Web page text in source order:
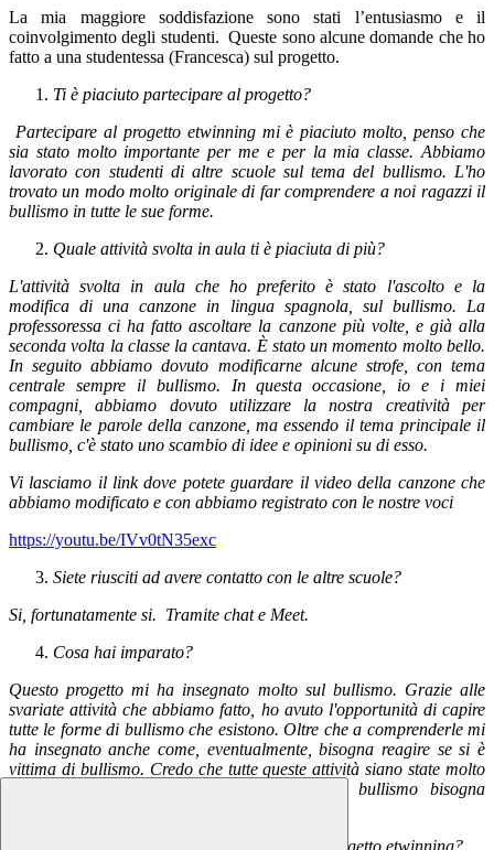
La mia maggiore soddisfazione sono stati l’entusiasmo e il
coinvolgimento degli studenti. Queste sono alcune domande che ho
fatto a una studentessa (Francesca) sul progetto.
Ti è piaciuto partecipare al progetto?
Partecipare al progetto etwinning mi è piaciuto molto, penso che
sia stato molto importante per me e per la mia classe. Abbiamo
lavorato con studenti di altre scuole sul tema del bullismo. L'ho
trovato un modo molto originale di far comprendere a noi ragazzi il
bullismo in tutte le sue forme.
Quale attività svolta in aula ti è piaciuta di più?
L'attività svolta in aula che ho preferito è stato l'ascolto e la
modifica di una canzone in lingua spagnola, sul bullismo. La
professoressa ci ha fatto ascoltare la canzone più volte, e già alla
seconda volta la classe la cantava. È stato un momento molto bello.
In seguito abbiamo dovuto modificarne alcune strofe, con tema
centrale sempre il bullismo. In questa occasione, io e i miei
compagni, abbiamo dovuto utilizzare la nostra creatività per
cambiare le parole della canzone, ma essendo il tema principale il
bullismo, c'è stato uno scambio di idee e opinioni su di esso.
Vi lasciamo il link dove potete guardare il video della canzone che
abbiamo modificato e con abbiamo registrato con le nostre voci
https://youtu.be/IVv0tN35exc
Siete riusciti ad avere contatto con le altre scuole?
Si, fortunatamente si. Tramite chat e Meet.
Cosa hai imparato?
Questo progetto mi ha insegnato molto sul bullismo. Grazie alle
svariate attività che abbiamo fatto, ho avuto l'opportunità di capire
tutte le forme di bullismo che esistono. Oltre che a comprenderle mi
ha insegnato anche come, eventualmente, bisogna reagire se si è
vittima di bullismo. Credo che tutte queste attività siano state molto
utili per far capire che se si è vittime di bullismo bisogna